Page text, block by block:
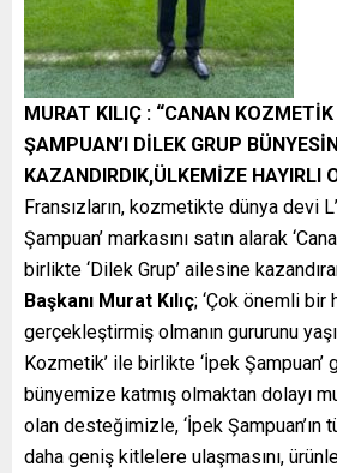
MURAT KILIÇ : “CANAN
ŞAMPUAN’I DİLEK GRUP
KAZANDIRDIK,ÜLKEMİZE HAYIRLI
Fransızların, kozmetikte dünya devi
Şampuan’ markasını satın alarak
birlikte ‘Dilek Grup’ ailesine
Başkanı Murat Kılıç; ‘Çok önemli
gerçekleştirmiş olmanın gururunu
Kozmetik’ ile birlikte ‘İpek Şampuan’
bünyemize katmış olmaktan dolayı
olan desteğimizle, ‘İpek Şampuan’ın
daha geniş kitlelere ulaşmasını,